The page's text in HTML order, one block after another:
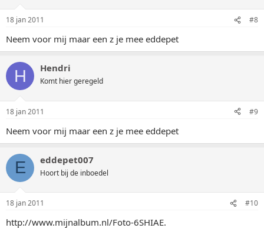
18 jan 2011 #8
Neem voor mij maar een z je mee eddepet
H Hendri
Komt hier geregeld
18 jan 2011 #9
Neem voor mij maar een z je mee eddepet
E eddepet007
Hoort bij de inboedel
18 jan 2011 #10
http://www.mijnalbum.nl/Foto-6SHIAE.